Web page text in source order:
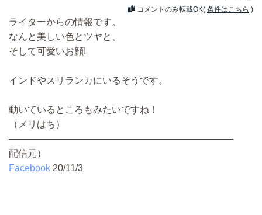
コメントのみ転載OK( 条件はこちら )
ライターからの情報です。
なんと美しい色とツヤと、
そして可愛いお顔!
インドやスリランカにいるそうです。
動いているところもみたいですね！
（メリはち）
————————————————————————
配信元）
Facebook 20/11/3